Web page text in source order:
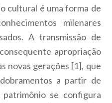
cultural é uma forma de
milenares
A transmissão de
apropriação
novas gerações [1], que
a partir de
se configura